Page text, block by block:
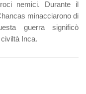
nemici. Durante il
minacciarono di
guerra significò
Inca.